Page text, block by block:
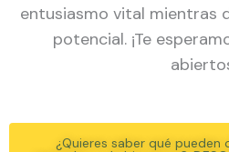
entusiasmo vital mientras
potencial. ¡Te
¿Quieres saber qué pueden